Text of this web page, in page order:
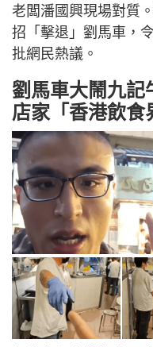
老闆潘國興現場對質
招「擊退」劉馬車，
批網民熱議。
劉馬車大鬧九記
店家「香港飲食